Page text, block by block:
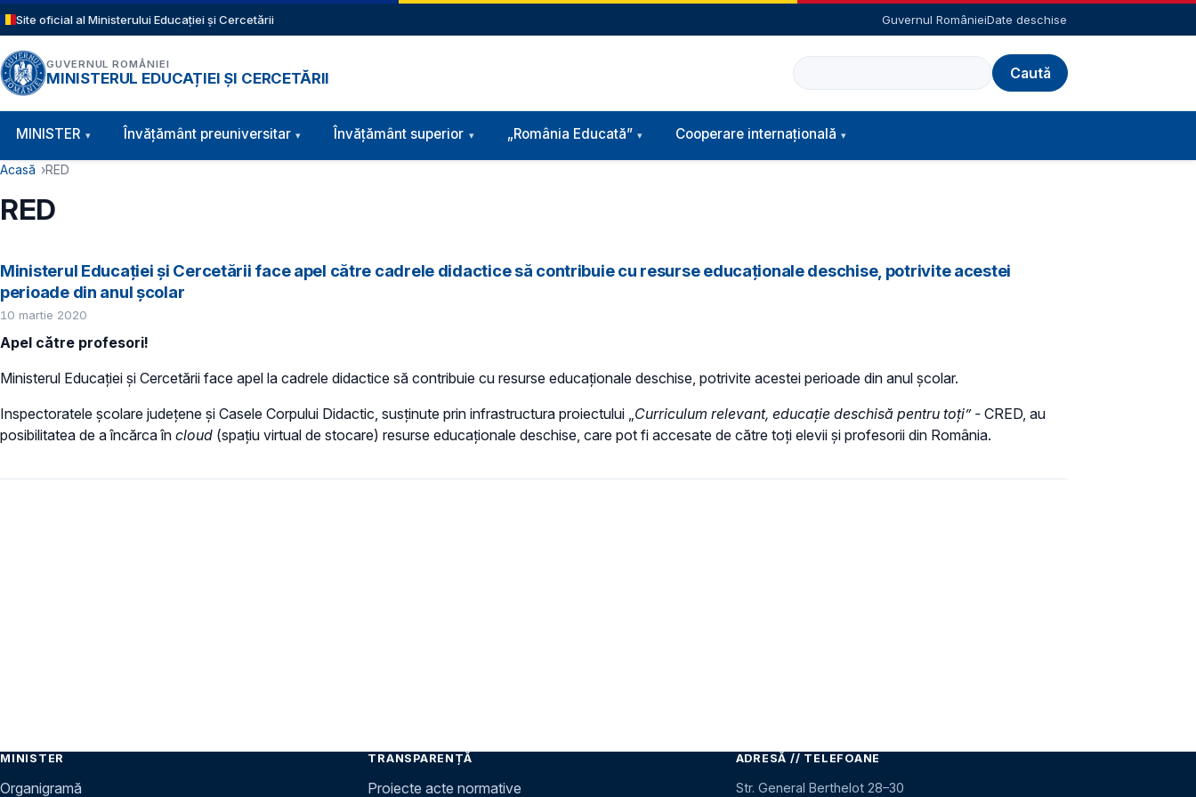
Sari la conținutul principal
Site oficial al Ministerului Educației și Cercetării Guvernul RomânieiDate deschise
GUVERNUL ROMÂNIEI
MINISTERUL EDUCAȚIEI ȘI CERCETĂRII
Caută
Navigație principală
MINISTER Învăţământ preuniversitar Învățământ superior „România Educată” Cooperare internațională
Cale de navigare
Acasă RED
RED
Ministerul Educației și Cercetării face apel către cadrele didactice să contribuie cu resurse educaționale deschise, potrivite acestei
perioade din anul școlar
10 martie 2020
Apel către profesori!
Ministerul Educației și Cercetării face apel la cadrele didactice să contribuie cu resurse educaționale deschise, potrivite acestei perioade din anul școlar.
Inspectoratele școlare județene și Casele Corpului Didactic, susținute prin infrastructura proiectului „ Curriculum relevant, educație deschisă pentru toți” - CRED, au
posibilitatea de a încărca în cloud (spațiu virtual de stocare) resurse educaționale deschise, care pot fi accesate de către toți elevii și profesorii din România.
MINISTER
Organigramă
TRANSPARENȚĂ
Proiecte acte normative
ADRESĂ // TELEFOANE
Str. General Berthelot 28–30